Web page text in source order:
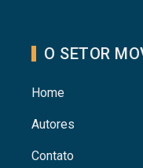
O SETOR
Home
Autores
Contato